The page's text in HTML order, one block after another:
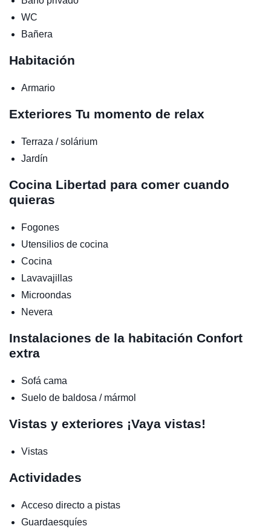
WC
Bañera
Habitación
Armario
Exteriores Tu momento de relax
Terraza / solárium
Jardín
Cocina Libertad para comer cuando
quieras
Fogones
Utensilios de cocina
Cocina
Lavavajillas
Microondas
Nevera
Instalaciones de la habitación Confort
extra
Sofá cama
Suelo de baldosa / mármol
Vistas y exteriores ¡Vaya vistas!
Vistas
Actividades
Acceso directo a pistas
Guardaesquíes